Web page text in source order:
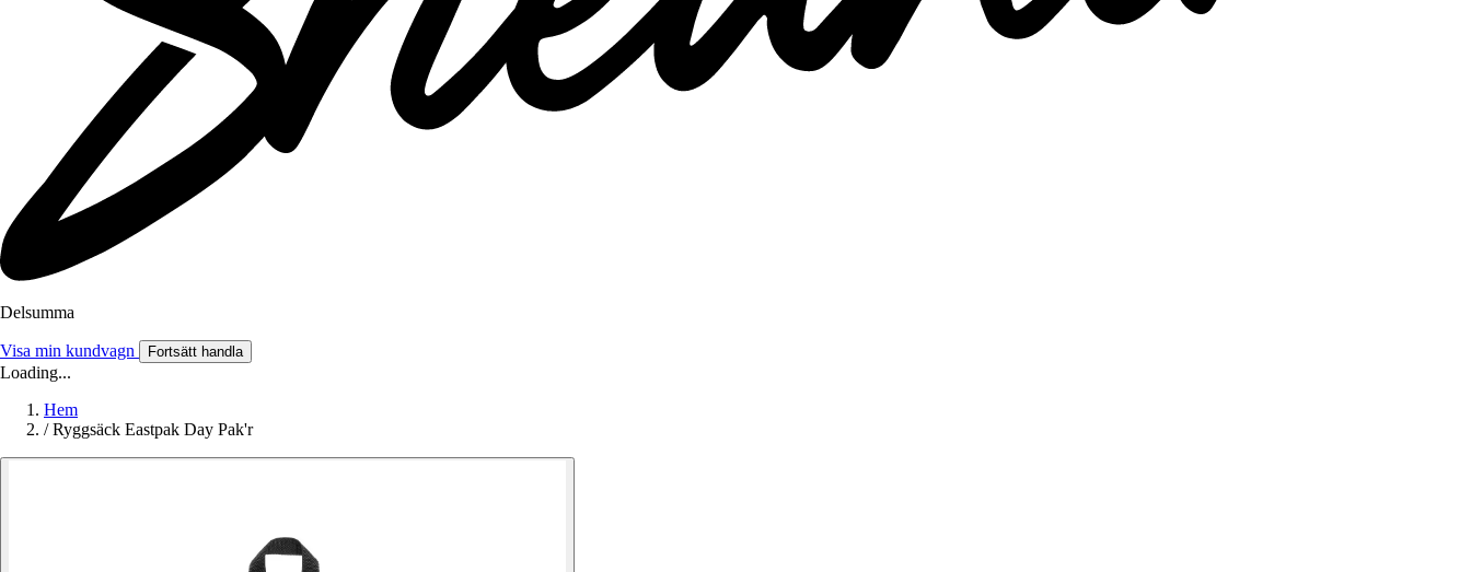
Delsumma
Visa min kundvagn Fortsätt handla
Loading...
Hem
/ Ryggsäck Eastpak Day Pak'r